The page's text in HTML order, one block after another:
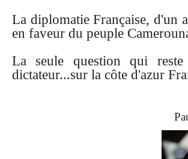
La diplomatie Française, d'un
en faveur du peuple
La seule question qui
dictateur...sur la côte d'azur